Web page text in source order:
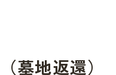
墓地返還）